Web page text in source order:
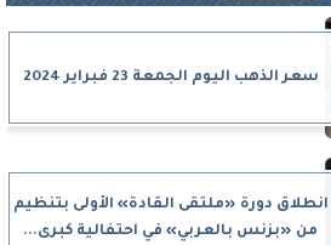
سعر الذهب اليوم الجمعة 23 فبراير 2024
انطلاق دورة «ملتقى القادة» الأولى بتنظيم
من «بزنس بالعربي» في احتفالية كبرى...